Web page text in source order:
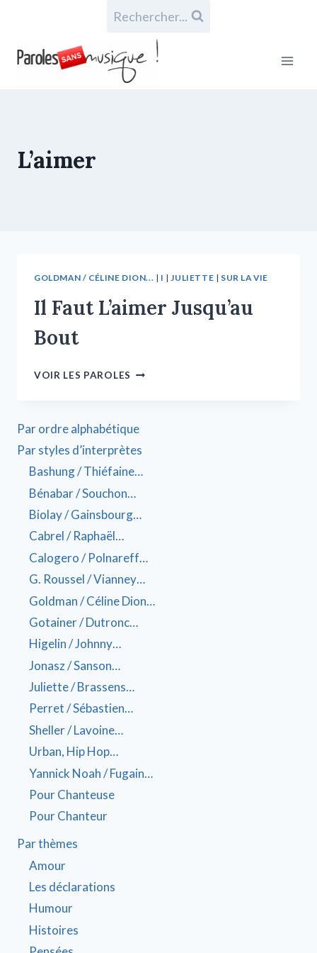
Rechercher...
L’aimer
GOLDMAN / CÉLINE DION... | I |JULIETTE | SUR LA VIE
Il Faut L’aimer Jusqu’au
Bout
VOIR LES PAROLES
Par ordre alphabétique
Par styles d’interprètes
Bashung / Thiéfaine…
Bénabar / Souchon…
Biolay / Gainsbourg…
Cabrel / Raphaël…
Calogero / Polnareff…
G. Roussel / Vianney…
Goldman / Céline Dion…
Gotainer / Dutronc…
Higelin / Johnny…
Jonasz / Sanson…
Juliette / Brassens…
Perret / Sébastien…
Sheller / Lavoine…
Urban, Hip Hop…
Yannick Noah / Fugain…
Pour Chanteuse
Pour Chanteur
Par thèmes
Amour
Les déclarations
Humour
Histoires